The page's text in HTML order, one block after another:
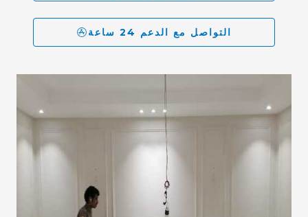
التواصل مع الدعم 24 ساعة